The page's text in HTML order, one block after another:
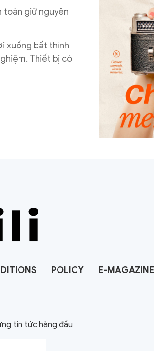
toàn giữ nguyên
xuống bất thình
Thiết bị có
POLICY E-MAGAZINE
tin tức hàng đầu